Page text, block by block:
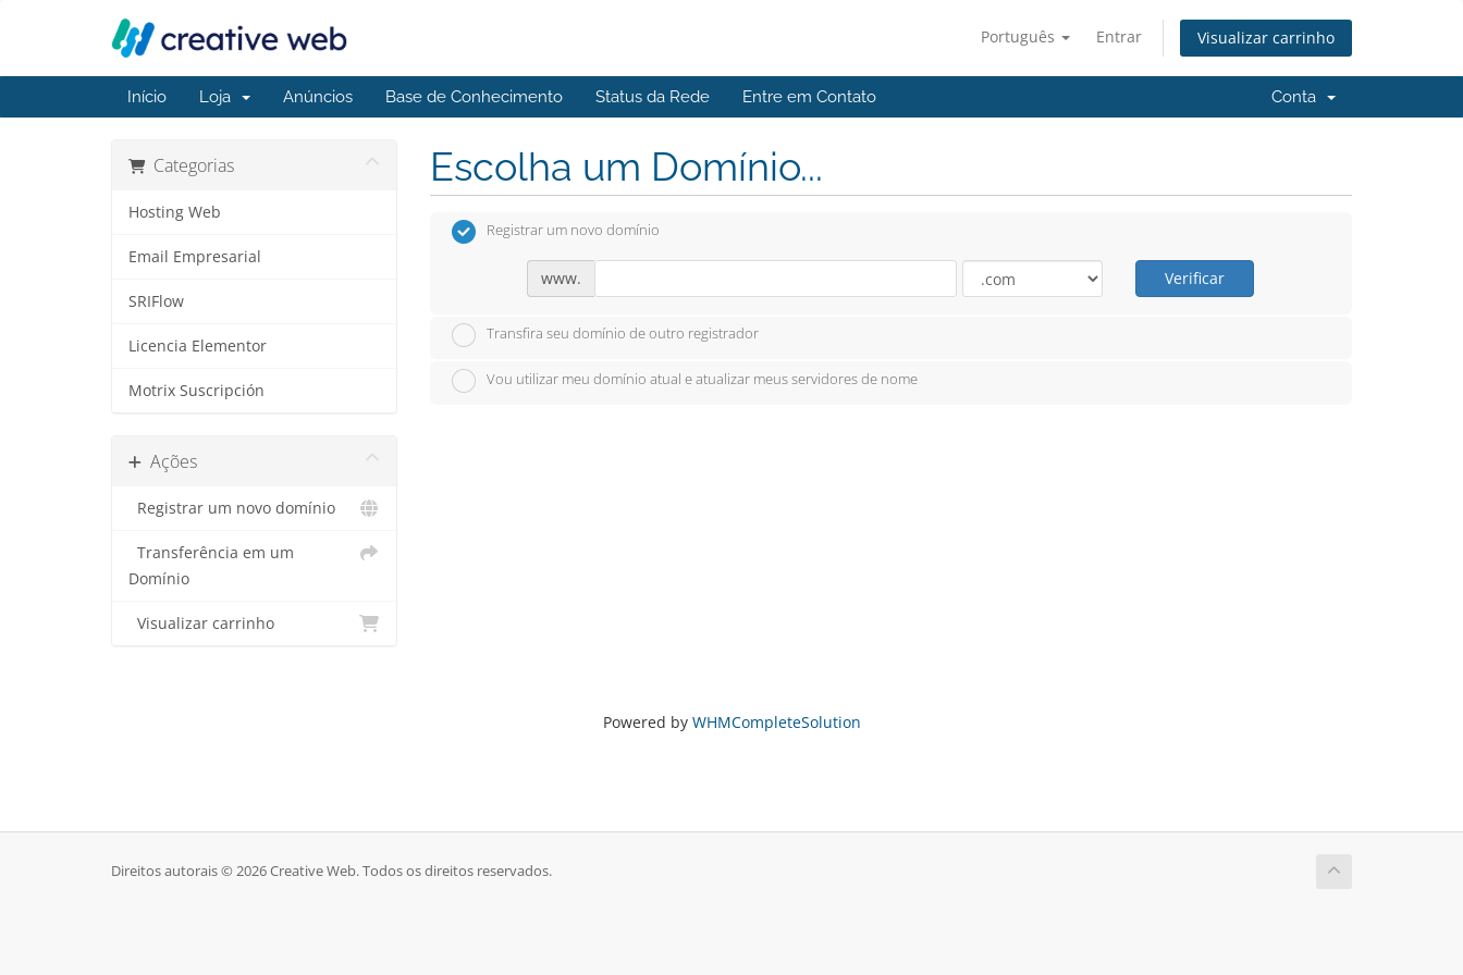
Português Entrar Visualizar carrinho
Início Loja Anúncios Base de Conhecimento Status da Rede Entre em Contato Conta
Categorias
Hosting Web
Email Empresarial
SRIFlow
Licencia Elementor
Motrix Suscripción
Ações
Registrar um novo domínio
Transferência em um
Domínio
Visualizar carrinho
Escolha um Domínio...
Registrar um novo domínio
www. Verificar
Transfira seu domínio de outro registrador
Vou utilizar meu domínio atual e atualizar meus servidores de nome
Powered by WHMCompleteSolution
Direitos autorais © 2026 Creative Web. Todos os direitos reservados.